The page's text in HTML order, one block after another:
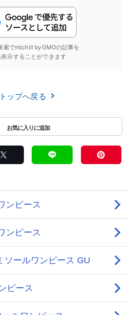
索でmichill byGMOの記事を
示することができます
トップへ戻る